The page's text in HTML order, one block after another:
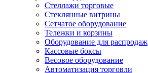
Стеллажи торговые
Стеклянные витрины
Сетчатое оборудование
Тележки и корзины
Оборудование для распродаж
Кассовые боксы
Весовое оборудование
Автоматизация торговли